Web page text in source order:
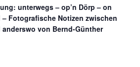
unterwegs – op’n Dörp – on
– Fotografische Notizen zwischen
anderswo von Bernd-Günther